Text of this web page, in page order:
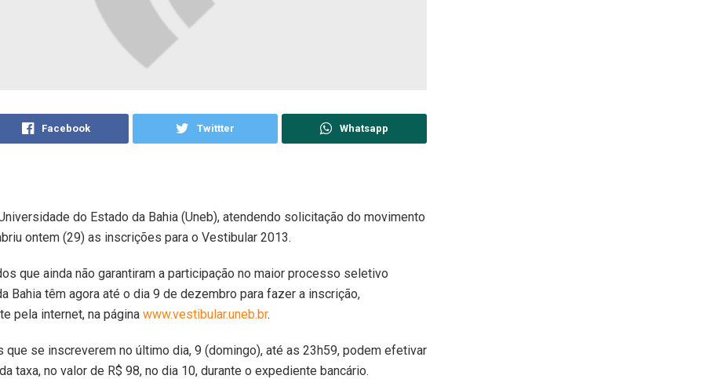
Facebook Twittter Whatsapp
do Estado da Bahia (Uneb), atendendo solicitação do movimento
ontem (29) as inscrições para o Vestibular 2013.
que ainda não garantiram a participação no maior processo seletivo
Bahia têm agora até o dia 9 de dezembro para fazer a inscrição,
pela internet, na página www.vestibular.uneb.br.
que se inscreverem no último dia, 9 (domingo), até as 23h59, podem efetivar
taxa, no valor de R$ 98, no dia 10, durante o expediente bancário.